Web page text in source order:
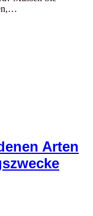
Arten